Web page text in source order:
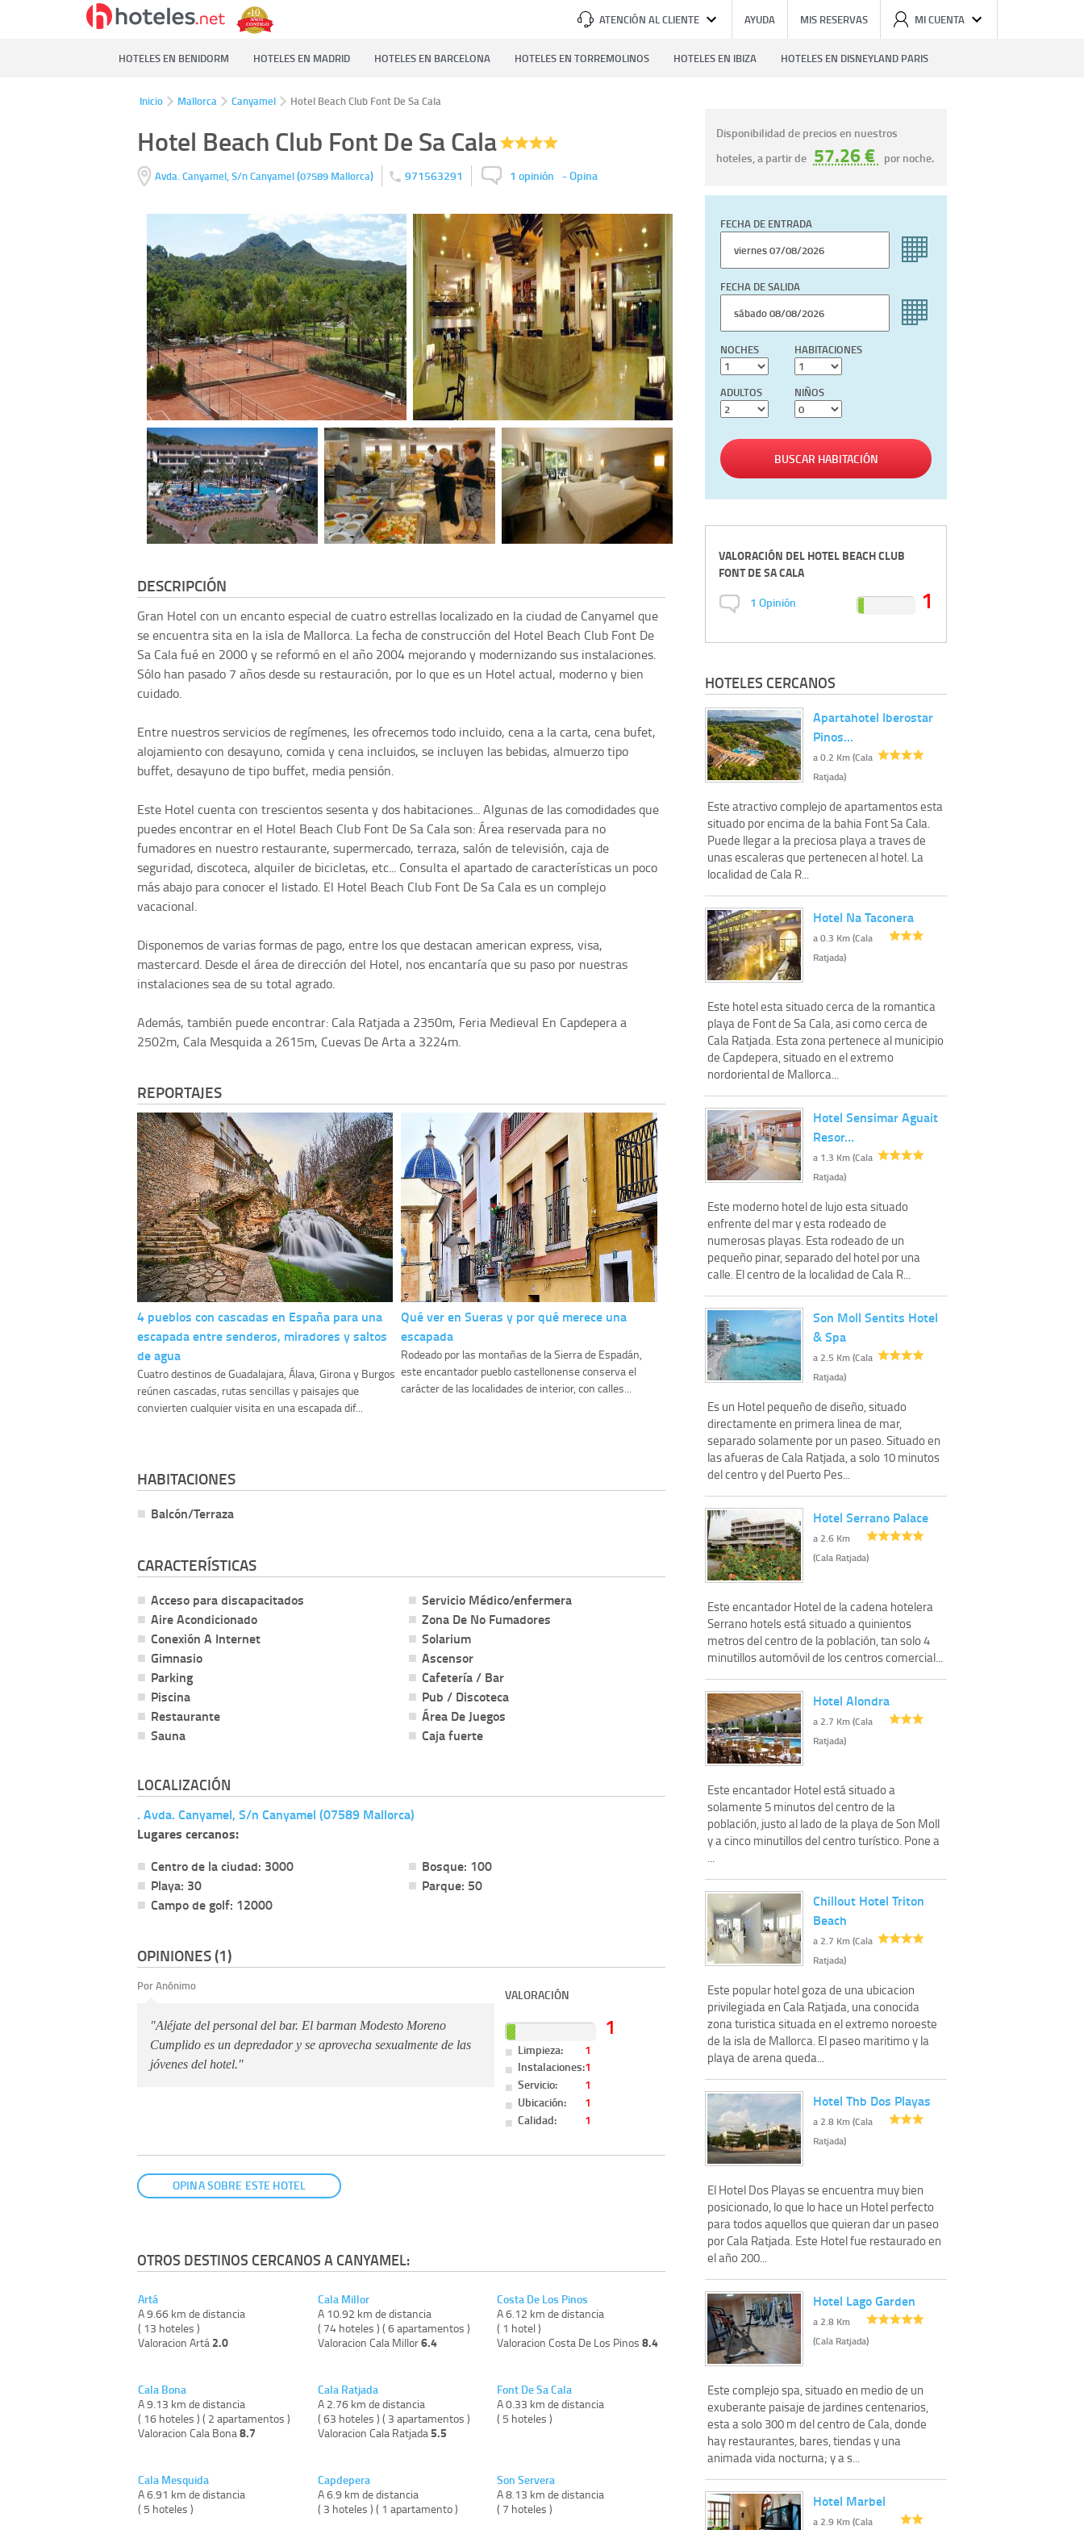
ATENCIÓN AL CLIENTE AYUDA MIS RESERVAS MI CUENTA
HOTELES EN BENIDORM HOTELES EN MADRID HOTELES EN BARCELONA HOTELES EN TORREMOLINOS HOTELES EN IBIZA HOTELES EN DISNEYLAND PARIS
Inicio Mallorca Canyamel Hotel Beach Club Font De Sa Cala
Hotel Beach Club Font De Sa Cala
Avda. Canyamel, S/nCanyamel(07589 Mallorca) 971563291 1 opinión -Opina
DESCRIPCIÓN
Gran Hotel con un encanto especial de cuatro estrellas localizado en la ciudad de Canyamel que
se encuentra sita en la isla de Mallorca. La fecha de construcción del Hotel Beach Club Font De
Sa Cala fué en 2000 y se reformó en el año 2004 mejorando y modernizando sus instalaciones.
Sólo han pasado 7 años desde su restauración, por lo que es un Hotel actual, moderno y bien
cuidado.
Entre nuestros servicios de regímenes, les ofrecemos todo incluido, cena a la carta, cena bufet,
alojamiento con desayuno, comida y cena incluidos, se incluyen las bebidas, almuerzo tipo
buffet, desayuno de tipo buffet, media pensión.
Este Hotel cuenta con trescientos sesenta y dos habitaciones... Algunas de las comodidades que
puedes encontrar en el Hotel Beach Club Font De Sa Cala son: Área reservada para no
fumadores en nuestro restaurante, supermercado, terraza, salón de televisión, caja de
seguridad, discoteca, alquiler de bicicletas, etc... Consulta el apartado de características un poco
más abajo para conocer el listado. El Hotel Beach Club Font De Sa Cala es un complejo
vacacional.
Disponemos de varias formas de pago, entre los que destacan american express, visa,
mastercard. Desde el área de dirección del Hotel, nos encantaría que su paso por nuestras
instalaciones sea de su total agrado.
Además, también puede encontrar: Cala Ratjada a 2350m, Feria Medieval En Capdepera a
2502m, Cala Mesquida a 2615m, Cuevas De Arta a 3224m.
REPORTAJES
4 pueblos con cascadas en España para una
escapada entre senderos, miradores y saltos
de agua
Cuatro destinos de Guadalajara, Álava, Girona y Burgos
reúnen cascadas, rutas sencillas y paisajes que
convierten cualquier visita en una escapada dif...
Qué ver en Sueras y por qué merece una
escapada
Rodeado por las montañas de la Sierra de Espadán,
este encantador pueblo castellonense conserva el
carácter de las localidades de interior, con calles...
HABITACIONES
Balcón/Terraza
CARACTERÍSTICAS
Acceso para discapacitados
Aire Acondicionado
Conexión A Internet
Gimnasio
Parking
Piscina
Restaurante
Sauna
Servicio Médico/enfermera
Zona De No Fumadores
Solarium
Ascensor
Cafetería / Bar
Pub / Discoteca
Área De Juegos
Caja fuerte
LOCALIZACIÓN
. Avda. Canyamel, S/n Canyamel (07589 Mallorca)
Lugares cercanos:
Centro de la ciudad: 3000
Playa: 30
Campo de golf: 12000
Bosque: 100
Parque: 50
OPINIONES (1)
Por Anónimo
"Aléjate del personal del bar. El barman Modesto Moreno
Cumplido es un depredador y se aprovecha sexualmente de las
jóvenes del hotel."
VALORACIÓN
1
Limpieza:
1
Instalaciones:1
Servicio:
1
Ubicación:
1
Calidad:
1
OPINA SOBRE ESTE HOTEL
OTROS DESTINOS CERCANOS A CANYAMEL:
Artá
A 9.66 km de distancia
( 13 hoteles )
Valoracion Artá 2.0
Cala Bona
A 9.13 km de distancia
( 16 hoteles ) ( 2 apartamentos )
Valoracion Cala Bona8.7
Cala Mesquida
A 6.91 km de distancia
( 5 hoteles )
Cala Millor
A 10.92 km de distancia
( 74 hoteles ) ( 6 apartamentos )
Valoracion Cala Millor6.4
Cala Ratjada
A 2.76 km de distancia
( 63 hoteles ) ( 3 apartamentos )
Valoracion Cala Ratjada5.5
Capdepera
A 6.9 km de distancia
( 3 hoteles ) ( 1 apartamento )
Costa De Los Pinos
A 6.12 km de distancia
( 1 hotel )
Valoracion Costa De Los Pinos8.4
Font De Sa Cala
A 0.33 km de distancia
( 5 hoteles )
Son Servera
A 8.13 km de distancia
( 7 hoteles )
Disponibilidad de precios en nuestros
hoteles, a partir de 57.26 € por noche.
FECHA DE ENTRADA
FECHA DE SALIDA
NOCHES HABITACIONES
ADULTOS NIÑOS
BUSCAR HABITACIÓN
VALORACIÓN DELHOTEL BEACH CLUB
FONT DE SA CALA
1 Opinión 1
HOTELES CERCANOS
Apartahotel Iberostar
Pinos…
a 0.2 Km (Cala
Ratjada)
Este atractivo complejo de apartamentos esta
situado por encima de la bahia Font Sa Cala.
Puede llegar a la preciosa playa a traves de
unas escaleras que pertenecen al hotel. La
localidad de Cala R...
Hotel Na Taconera
a 0.3 Km (Cala
Ratjada)
Este hotel esta situado cerca de la romantica
playa de Font de Sa Cala, asi como cerca de
Cala Ratjada. Esta zona pertenece al municipio
de Capdepera, situado en el extremo
nordoriental de Mallorca...
Hotel Sensimar Aguait
Resor…
a 1.3 Km (Cala
Ratjada)
Este moderno hotel de lujo esta situado
enfrente del mar y esta rodeado de
numerosas playas. Esta rodeado de un
pequeño pinar, separado del hotel por una
calle. El centro de la localidad de Cala R...
Son Moll Sentits Hotel
& Spa
a 2.5 Km (Cala
Ratjada)
Es un Hotel pequeño de diseño, situado
directamente en primera linea de mar,
separado solamente por un paseo. Situado en
las afueras de Cala Ratjada, a solo 10 minutos
del centro y del Puerto Pes...
Hotel Serrano Palace
a 2.6 Km
(Cala Ratjada)
Este encantador Hotel de la cadena hotelera
Serrano hotels está situado a quinientos
metros del centro de la población, tan solo 4
minutillos automóvil de los centros comercial...
Hotel Alondra
a 2.7 Km (Cala
Ratjada)
Este encantador Hotel está situado a
solamente 5 minutos del centro de la
población, justo al lado de la playa de Son Moll
y a cinco minutillos del centro turístico. Pone a
Chillout Hotel Triton
Beach
a 2.7 Km (Cala
Ratjada)
Este popular hotel goza de una ubicacion
privilegiada en Cala Ratjada, una conocida
zona turistica situada en el extremo noroeste
de la isla de Mallorca. El paseo maritimo y la
playa de arena queda...
Hotel Thb Dos Playas
a 2.8 Km (Cala
Ratjada)
El Hotel Dos Playas se encuentra muy bien
posicionado, lo que lo hace un Hotel perfecto
para todos aquellos que quieran dar un paseo
por Cala Ratjada. Este Hotel fue restaurado en
el año 200...
Hotel Lago Garden
a 2.8 Km
(Cala Ratjada)
Este complejo spa, situado en medio de un
exuberante paisaje de jardines centenarios,
esta a solo 300 m del centro de Cala, donde
hay restaurantes, bares, tiendas y una
animada vida nocturna; y a s...
Hotel Marbel
a 2.9 Km (Cala